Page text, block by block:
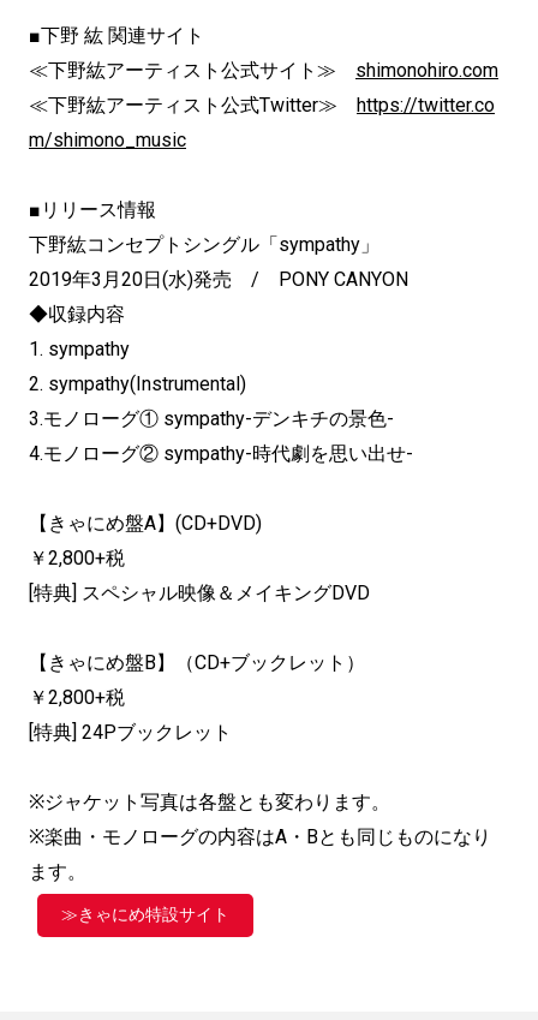
■下野 紘 関連サイト
≪下野紘アーティスト公式サイト≫ shimonohiro.com
≪下野紘アーティスト公式Twitter≫ https://twitter.co
m/shimono_music
■リリース情報
下野紘コンセプトシングル「sympathy」
2019年3月20日(水)発売 / PONY CANYON
◆収録内容
1. sympathy
2. sympathy(Instrumental)
3.モノローグ① sympathy-デンキチの景色-
4.モノローグ② sympathy-時代劇を思い出せ-
【きゃにめ盤A】(CD+DVD)
￥2,800+税
[特典] スペシャル映像＆メイキングDVD
【きゃにめ盤B】（CD+ブックレット）
￥2,800+税
[特典] 24Pブックレット
※ジャケット写真は各盤とも変わります。
※楽曲・モノローグの内容はA・Bとも同じものになり
ます。
≫きゃにめ特設サイト